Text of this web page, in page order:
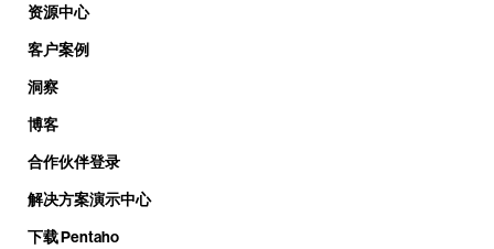
资源中心
客户案例
洞察
博客
合作伙伴登录
解决方案演示中心
下载 Pentaho